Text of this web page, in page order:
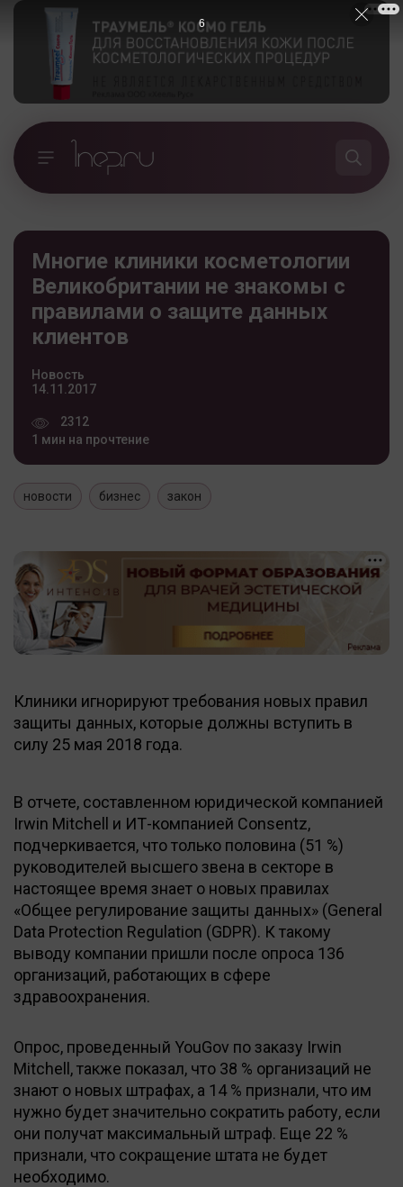
Многие клиники косметологии
Великобритании не знакомы с
правилами о защите данных
клиентов
Новость
14.11.2017
2312
1 мин на прочтение
новости бизнес закон
Клиники игнорируют требования новых правил
защиты данных, которые должны вступить в
силу 25 мая 2018 года.
В отчете, составленном юридической компанией
Irwin Mitchell и ИТ-компанией Consentz,
подчеркивается, что только половина (51 %)
руководителей высшего звена в секторе в
настоящее время знает о новых правилах
«Общее регулирование защиты данных» (General
Data Protection Regulation (GDPR). К такому
выводу компании пришли после опроса 136
организаций, работающих в сфере
здравоохранения.
Опрос, проведенный YouGov по заказу Irwin
Mitchell, также показал, что 38 % организаций не
знают о новых штрафах, а 14 % признали, что им
нужно будет значительно сократить работу, если
они получат максимальный штраф. Еще 22 %
признали, что сокращение штата не будет
необходимо.
5